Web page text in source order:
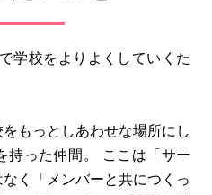
学校をよりよくしていくた
もっとしあわせな場所にし
持った仲間。 ここは「サー
く「メンバーと共につくっ